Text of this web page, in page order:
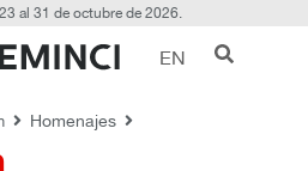
al 31 de octubre de 2026.
EN
Homenajes